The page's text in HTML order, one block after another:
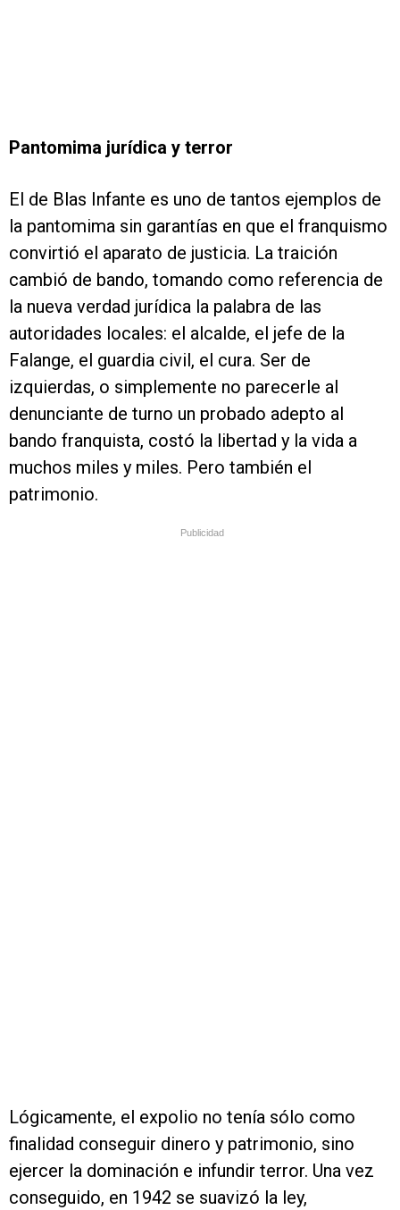
Pantomima jurídica y terror
El de Blas Infante es uno de tantos ejemplos de
la pantomima sin garantías en que el franquismo
convirtió el aparato de justicia. La traición
cambió de bando, tomando como referencia de
la nueva verdad jurídica la palabra de las
autoridades locales: el alcalde, el jefe de la
Falange, el guardia civil, el cura. Ser de
izquierdas, o simplemente no parecerle al
denunciante de turno un probado adepto al
bando franquista, costó la libertad y la vida a
muchos miles y miles. Pero también el
patrimonio.
Publicidad
Lógicamente, el expolio no tenía sólo como
finalidad conseguir dinero y patrimonio, sino
ejercer la dominación e infundir terror. Una vez
conseguido, en 1942 se suavizó la ley,